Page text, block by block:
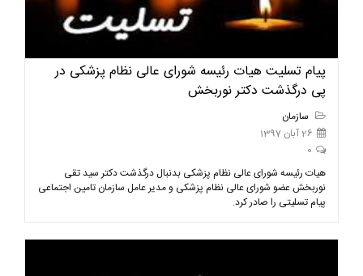
پیام تسلیت هیات رئیسه شورای عالی نظام پزشکی در
پی درگذشت دکتر نوربخش
سازمان
26 آبان 1397
0
هیات رئیسه شورای عالی نظام پزشکی بدنبال درگذشت دکتر سید تقی
نوربخش عضو شورای عالی نظام پزشکی و مدیر عامل سازمان تامین اجتماعی
پیام تسلیتی را صادر کرد.